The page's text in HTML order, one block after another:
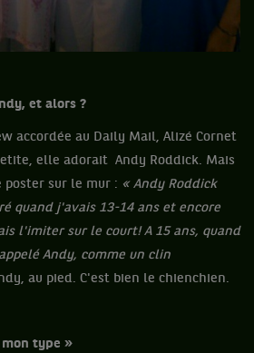
et alors ?
accordée au Daily Mail, Alizé Cornet
elle adorait Andy Roddick. Mais
poster sur le mur : « Andy Roddick
quand j'avais 13-14 ans et encore
l'imiter sur le court! A 15 ans, quand
Andy, comme un clin
au pied. C'est bien le chienchien.
mon type »